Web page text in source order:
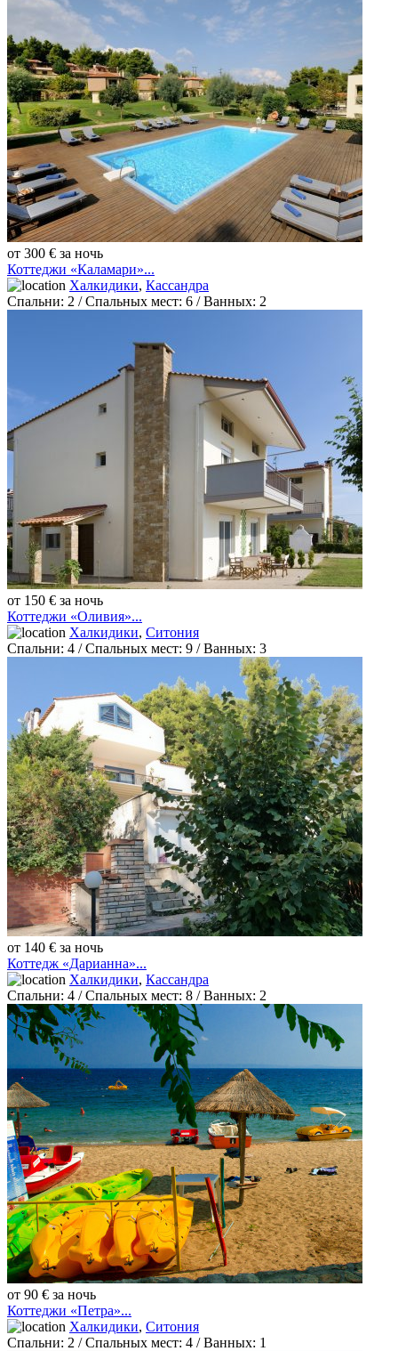
от 300 € за ночь
Коттеджи «Каламари»...
Халкидики, Кассандра
Спальни: 2 / Спальных мест: 6 /Ванных: 2
от 150 € за ночь
Коттеджи «Оливия»...
Халкидики, Ситония
Спальни: 4 / Спальных мест: 9 /Ванных: 3
от 140 € за ночь
Коттедж «Дарианна»...
Халкидики, Кассандра
Спальни: 4 / Спальных мест: 8 /Ванных: 2
от 90 € за ночь
Коттеджи «Петра»...
Халкидики, Ситония
Спальни: 2 / Спальных мест: 4 /Ванных: 1